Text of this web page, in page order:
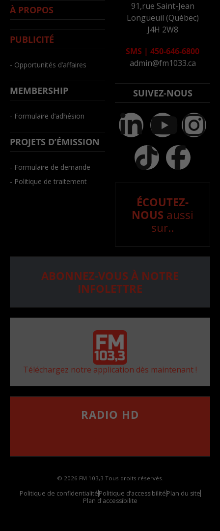
À PROPOS
PUBLICITÉ
- Opportunités d’affaires
MEMBERSHIP
- Formulaire d’adhésion
PROJETS D’ÉMISSION
- Formulaire de demande
- Politique de traitement
91,rue Saint-Jean
Longueuil (Québec)
J4H 2W8
SMS | 450-646-6800
admin@fm1033.ca
SUIVEZ-NOUS
ÉCOUTEZ-
NOUS aussi
sur..
ABONNEZ-VOUS À NOTRE
INFOLETTRE
Téléchargez notre application dès maintenant !
RADIO HD
© 2026 FM 103,3 Tous droits réservés.
Politique de confidentialitéPolitique d’accessibilitéPlan du site
Plan d'accessibilite